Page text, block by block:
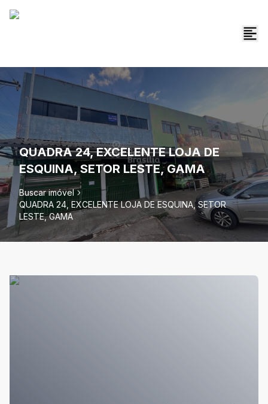
QUADRA 24, EXCELENTE LOJA DE
ESQUINA, SETOR LESTE, GAMA
Buscar imóvel
QUADRA 24, EXCELENTE LOJA DE ESQUINA, SETOR
LESTE, GAMA